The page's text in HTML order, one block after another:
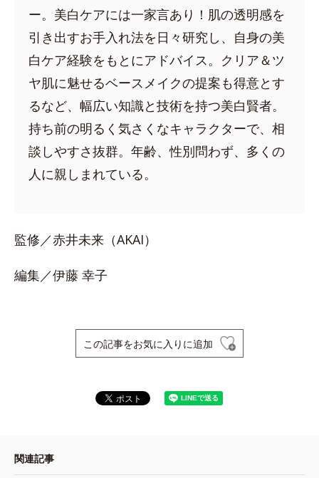
ー。美白ケアには一家言あり！肌の透明感を
引き出すお手入れ法を日々研究し、自身の美
白ケア経験をもとにアドバイス。クリア＆ツ
ヤ肌に魅せるベースメイクの提案も得意とす
るなど、幅広い知識と技術を持つ美白賢者。
持ち前の明るく気さくなキャラクターで、相
談しやすさ抜群。年齢、性別問わず、多くの
人に親しまれている。
監修／赤井未来（AKAI）
編集／伊藤 幸子
この記事をお気に入りに追加
関連記事